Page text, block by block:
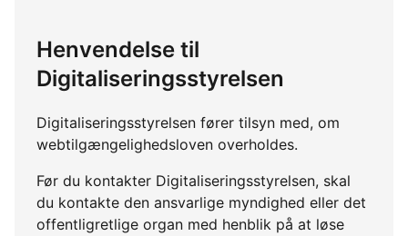
Henvendelse til
Digitaliseringsstyrelsen
Digitaliseringsstyrelsen fører tilsyn med, om
webtilgængelighedsloven overholdes.
Før du kontakter Digitaliseringsstyrelsen, skal
du kontakte den ansvarlige myndighed eller det
offentligretlige organ med henblik på at løse